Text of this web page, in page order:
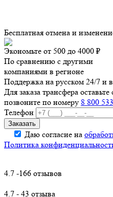
Бесплатная отмена и
Экономьте от 500 до 4000 ₽
По сравнению с другими
компаниями в регионе
Поддержка на русском 24/7 и
Для заказа трансфера
позвоните по номеру 8 800
Телефон
Даю согласие на
Политика
4.7 -166 отзывов
4.7 - 43 отзыва